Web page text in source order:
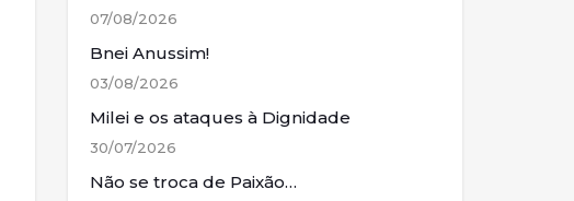
07/08/2026
Bnei Anussim!
03/08/2026
Milei e os ataques à Dignidade
30/07/2026
Não se troca de Paixão…